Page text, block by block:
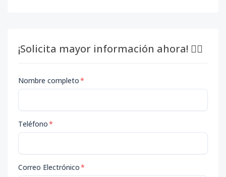
¡Solicita mayor información ahora! 👇🏽
Nombre completo*
Teléfono*
Correo Electrónico*